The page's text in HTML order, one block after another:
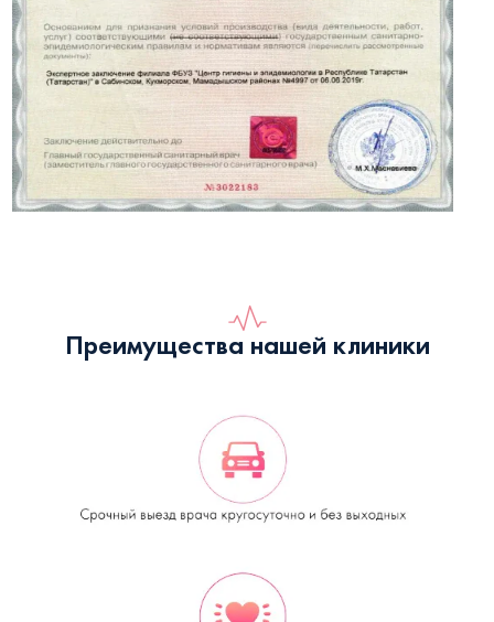
Преимущества нашей клиники